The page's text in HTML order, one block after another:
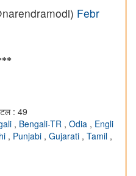
Febr
: 49
, Bengali-TR , Odia , Engli
, Punjabi , Gujarati , Tamil ,